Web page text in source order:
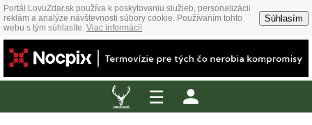
Portál LovuZdar.sk používa k poskytovaniu služieb, personalizácii
reklám a analýze návštevnosti súbory cookie. Používaním tohto
webu s tým súhlasíte. Viac informácií
Súhlasím
☰